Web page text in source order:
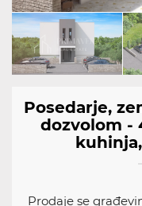
Posedarje,
dozvolom -
Prodaje se